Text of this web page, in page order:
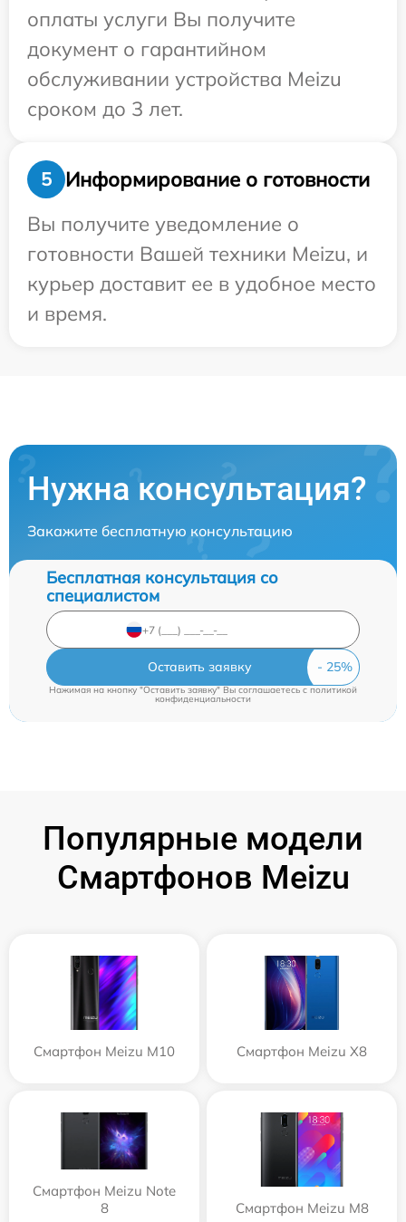
оплаты услуги Вы получите
документ о гарантийном
обслуживании устройства Meizu
сроком до 3 лет.
5
Информирование о готовности
Вы получите уведомление о
готовности Вашей техники Meizu, и
курьер доставит ее в удобное место
и время.
Нужна консультация?
Закажите бесплатную консультацию
Бесплатная консультация со
специалистом
Оставить заявку
Нажимая на кнопку "Оставить заявку" Вы соглашаетесь c политикой
конфиденциальности
Популярные модели
Смартфонов Meizu
Смартфон Meizu M10 Смартфон Meizu X8
Смартфон Meizu Note
8
Смартфон Meizu M8